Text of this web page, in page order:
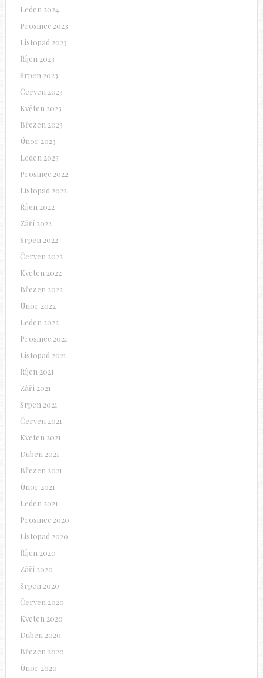
Leden 2024
Prosinec 2023
Listopad 2023
Říjen 2023
Srpen 2023
Červen 2023
Květen 2023
Březen 2023
Únor 2023
Leden 2023
Prosinec 2022
Listopad 2022
Říjen 2022
Září 2022
Srpen 2022
Červen 2022
Květen 2022
Březen 2022
Únor 2022
Leden 2022
Prosinec 2021
Listopad 2021
Říjen 2021
Září 2021
Srpen 2021
Červen 2021
Květen 2021
Duben 2021
Březen 2021
Únor 2021
Leden 2021
Prosinec 2020
Listopad 2020
Říjen 2020
Září 2020
Srpen 2020
Červen 2020
Květen 2020
Duben 2020
Březen 2020
Únor 2020